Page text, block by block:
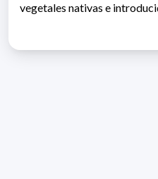
vegetales nativas e